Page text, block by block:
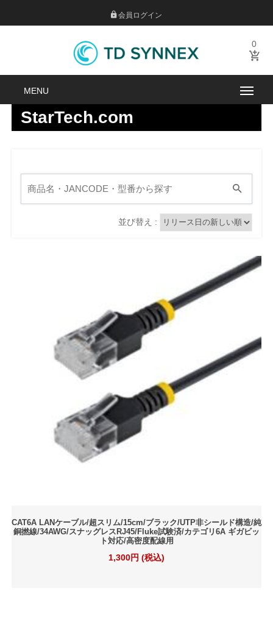
会員ログイン
0
StarTech.com
並び替え :
CAT6A LANケーブル/超スリム/15cm/ブラック/UTP非シールド構造/純
銅撚線/34AWG/スナッグレスRJ45/Fluke試験済/カテゴリ6A ギガビッ
ト対応/高密度配線用
1,300円 (税込)